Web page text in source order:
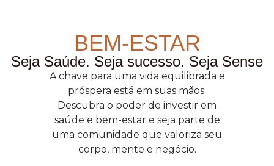
BEM-ESTAR
Seja Saúde. Seja sucesso. Seja Sense
A chave para uma vida equilibrada e
próspera está em suas mãos.
Descubra o poder de investir em
saúde e bem-estar e seja parte de
uma comunidade que valoriza seu
corpo, mente e negócio.